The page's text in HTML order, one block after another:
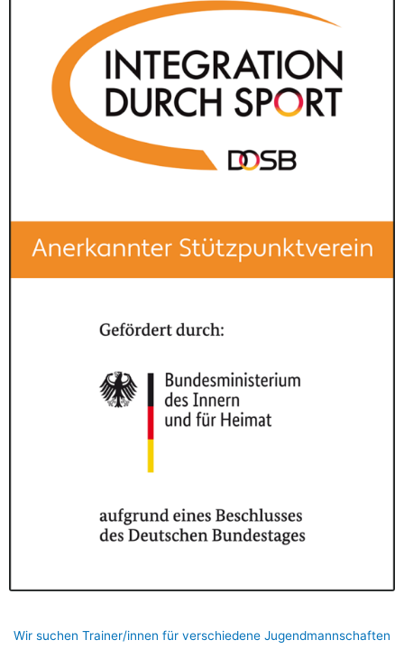
Wir suchen Trainer/innen für verschiedene Jugendmannschaften